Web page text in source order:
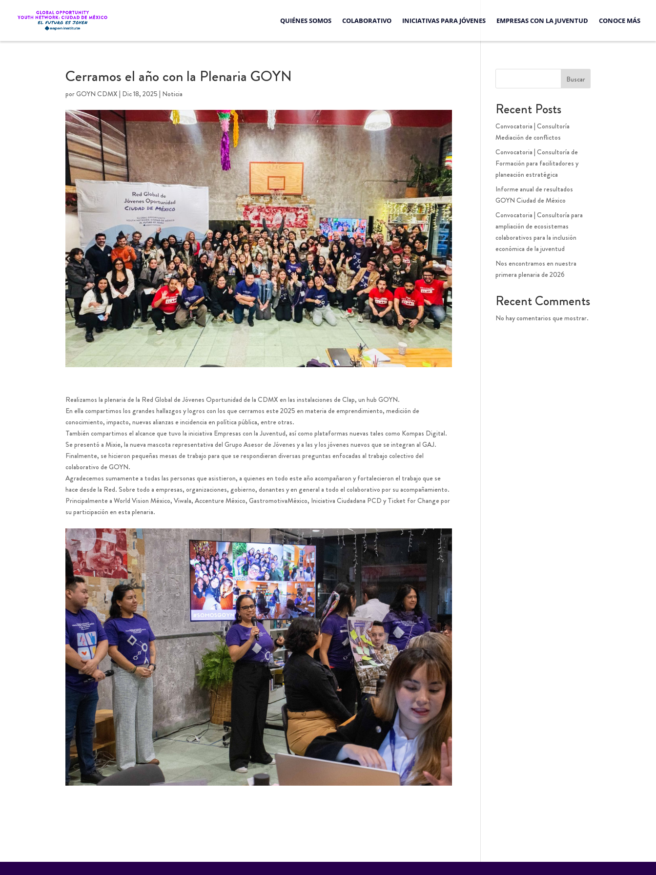
QUIÉNES SOMOS COLABORATIVO INICIATIVAS PARA JÓVENES EMPRESAS CON LA JUVENTUD CONOCE MÁS
Cerramos el año con la Plenaria GOYN
porGOYN CDMX | Dic 18, 2025 | Noticia
Realizamos la plenaria de la Red Global de Jóvenes Oportunidad de la CDMX en las instalaciones de Clap, un hub GOYN.
En ella compartimos los grandes hallazgos y logros con los que cerramos este 2025 en materia de emprendimiento, medición de
conocimiento, impacto, nuevas alianzas e incidencia en política pública, entre otras.
También compartimos el alcance que tuvo la iniciativa Empresas con la Juventud, así como plataformas nuevas tales como Kompas Digital.
Se presentó a Mixie, la nueva mascota representativa del Grupo Asesor de Jóvenes y a las y los jóvenes nuevos que se integran al GAJ.
Finalmente, se hicieron pequeñas mesas de trabajo para que se respondieran diversas preguntas enfocadas al trabajo colectivo del
colaborativo de GOYN.
Agradecemos sumamente a todas las personas que asistieron, a quienes en todo este año acompañaron y fortalecieron el trabajo que se
hace desde la Red. Sobre todo a empresas, organizaciones, gobierno, donantes y en general a todo el colaborativo por su acompañamiento.
Principalmente aWorld Vision México,Viwala,Accenture México,GastromotivaMéxico, Iniciativa Ciudadana PCD yTicket for Changepor
su participación en esta plenaria.
Buscar
Recent Posts
Convocatoria | Consultoría
Mediación de conflictos
Convocatoria | Consultoría de
Formación para facilitadores y
planeación estratégica
Informe anual de resultados
GOYN Ciudad de México
Convocatoria | Consultoría para
ampliación de ecosistemas
colaborativos para la inclusión
económica de la juventud
Nos encontramos en nuestra
primera plenaria de 2026
Recent Comments
No hay comentarios que mostrar.